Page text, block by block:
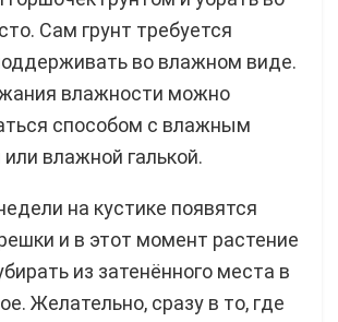
Сам грунт требуется
во влажном виде.
влажности можно
способом с влажным
влажной галькой.
на кустике появятся
и в этот момент растение
из затенённого места в
Желательно, сразу в то, где